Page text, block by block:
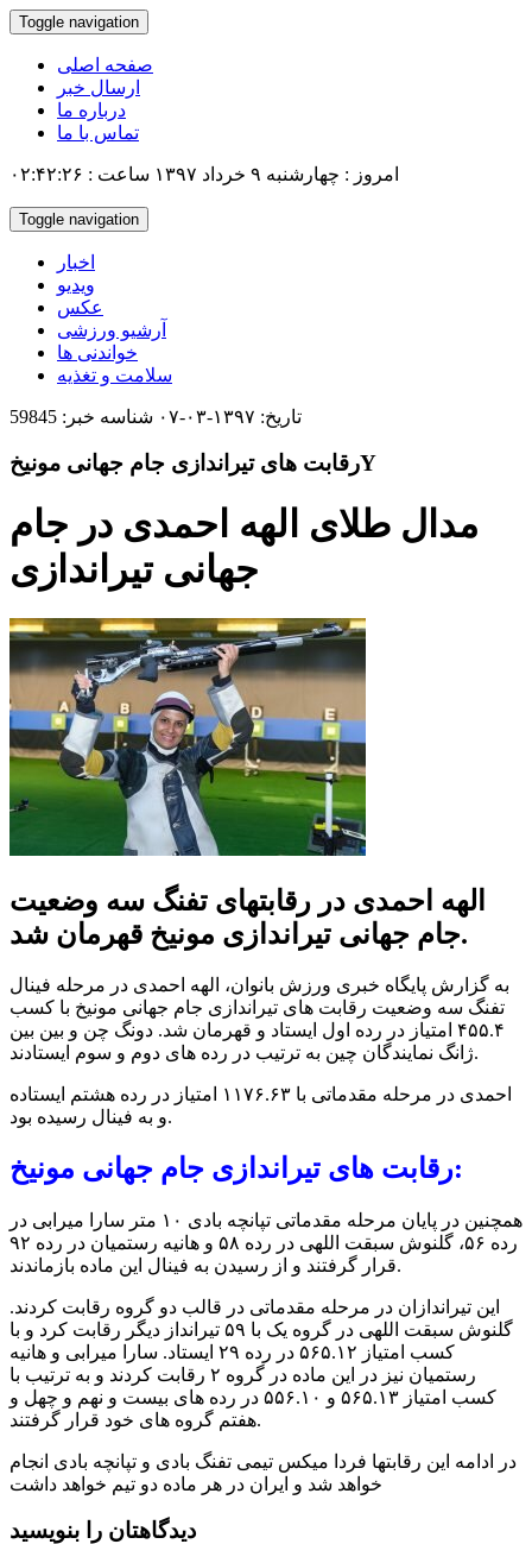
Toggle navigation
صفحه اصلی
ارسال خبر
درباره ما
تماس با ما
امروز : چهارشنبه ۹ خرداد ۱۳۹۷ ساعت : ۰۲:۴۲:۲۶
Toggle navigation
اخبار
ویدیو
عکس
آرشیو ورزشی
خواندنی ها
سلامت و تغذیه
تاریخ: ۱۳۹۷-۰۳-۰۷ شناسه خبر: 59845
رقابت های تیراندازی جام جهانی مونیخY
مدال طلای الهه احمدی در جام
جهانی تیراندازی
الهه احمدی در رقابتهای تفنگ سه وضعیت
جام جهانی تیراندازی مونیخ قهرمان شد.
به گزارش پایگاه خبری ورزش بانوان، الهه احمدی در مرحله فینال
تفنگ سه وضعیت رقابت های تیراندازی جام جهانی مونیخ با کسب
۴۵۵.۴ امتیاز در رده اول ایستاد و قهرمان شد. دونگ چن و بین بین
ژانگ نمایندگان چین به ترتیب در رده های دوم و سوم ایستادند.
احمدی در مرحله مقدماتی با ۱۱۷۶.۶۳ امتیاز در رده هشتم ایستاده
و به فینال رسیده بود.
رقابت های تیراندازی جام جهانی مونیخ:
همچنین در پایان مرحله مقدماتی تپانچه بادی ۱۰ متر سارا میرابی در
رده ۵۶، گلنوش سبقت اللهی در رده ۵۸ و هانیه رستمیان در رده ۹۲
قرار گرفتند و از رسیدن به فینال این ماده بازماندند.
این تیراندازان در مرحله مقدماتی در قالب دو گروه رقابت کردند.
گلنوش سبقت اللهی در گروه یک با ۵۹ تیرانداز دیگر رقابت کرد و با
کسب امتیاز ۵۶۵.۱۲ در رده ۲۹ ایستاد. سارا میرابی و هانیه
رستمیان نیز در این ماده در گروه ۲ رقابت کردند و به ترتیب با
کسب امتیاز ۵۶۵.۱۳ و ۵۵۶.۱۰ در رده های بیست و نهم و چهل و
هفتم گروه های خود قرار گرفتند.
در ادامه این رقابتها فردا میکس تیمی تفنگ بادی و تپانچه بادی انجام
خواهد شد و ایران در هر ماده دو تیم خواهد داشت
دیدگاهتان را بنویسید